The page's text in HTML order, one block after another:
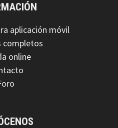
aplicación móvil
completos
online